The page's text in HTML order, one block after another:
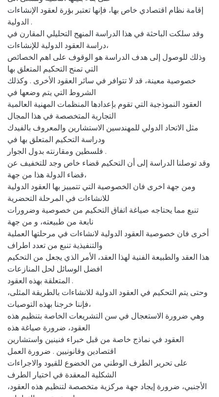
إقامة نظام اقتصادي خاص بها، فإنها تعتبر بؤرة لعقود الإنشاءات
الدولية .
وقد سلكت الباحثة في هذا الدراسة المنهج التحليلي المقارن في
دراسة العقود الدولية للإنشاءات،
وذلك للوصول إلى هدف الدراسة هو الوقوف على اهم الخصائص
التي تمنح التحكيم المتعلق بها
خصوصية معينة، قد لا تتوافر في سائر العقود الأخرى . وكذلك
الشروط التي يتم وضعها في
العقود النموذجية التي تقوم بإعدادها المنظمات المهنية العالمية
التجارية المتخصصة في هذا المجال
مثل الاتحاد الدولي للمهندسين الاستشارين والمعروف بالفيدك
ودراسة التحكيم المتعلق بها في
فلسطين ومقارنته بدول الجوار .
وقد توصلنا الدراسة إلى أن التحكيم قضاء خاص وجد للتخفيف عن
قضاء الدولة هذا من جهة،
ومن جهة اخرى فان الخصوصية التي تتمييز بها العقود الدولية
للانشاءات في المرحلة التحضرية
تنبع مما يحتاجه صياغة اتفاق التحكيم من خصوصية وضرورات
نابعة من طبيعته، و من جهة
أخرى فان خصوصية العقود الدولية لانشاءات في مرحلتها العملية
والتنفيذية تنبع من تعدد اطراف
هذا العقد والطبيعة الفنية لهذا العقد، الأمر الذي يجعل من التحكيم
افضل الوسائل لحل المنازعات
المتعلقة بهذه العقود .
وحتى يتم التحكيم في العقود الدولية للانشاءات بالطريقة المثلى،
فإننا خرجنا بهذه التوصيات،
وهي ضرورة الاستعجال في سن التشريعات الخاصة بتنظيم هذه
العقود، ضرورة صياغة هذه
العقود في نماذج خاصة من قبل خبراء فنينين واستشارين
اقتصادين وقانونيين . ضرورة العمل
على تحرير الطرف الوطني من الخضوع للقيود والاجراءات
الشكلية المعقدة في اختيار الطرف
الأجنبي، ضرورة إيجاد جهة مركزية متخصصة لتنظيم هذه العقود،